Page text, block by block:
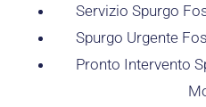
Servizio Spurgo
Spurgo Urgente
Pronto Intervento